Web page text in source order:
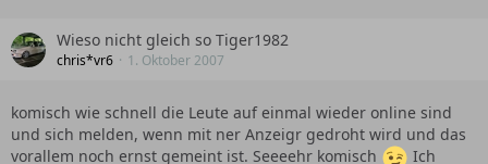
Wieso nicht gleich so Tiger1982
chris*vr6 1. Oktober 2007
komisch wie schnell die Leute auf einmal wieder online sind
und sich melden, wenn mit ner Anzeigr gedroht wird und das
vorallem noch ernst gemeint ist. Seeeehr komisch
Ich